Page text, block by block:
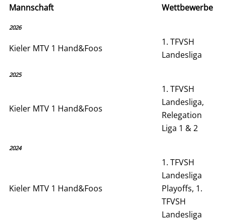
Mannschaft Wettbewerbe
2026
Kieler MTV 1 Hand&Foos
1. TFVSH
Landesliga
2025
Kieler MTV 1 Hand&Foos
1. TFVSH
Landesliga,
Relegation
Liga 1 & 2
2024
Kieler MTV 1 Hand&Foos
1. TFVSH
Landesliga
Playoffs, 1.
TFVSH
Landesliga